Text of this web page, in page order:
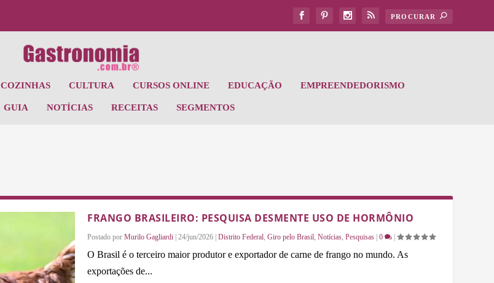
COZINHAS CULTURA CURSOS ONLINE EDUCAÇÃO EMPREENDEDORISMO
GUIA NOTÍCIAS RECEITAS SEGMENTOS
FRANGO BRASILEIRO: PESQUISA DESMENTE USO DE HORMÔNIO
Postado por Murilo Gagliardi 24/jun/2026 Distrito Federal, Giro pelo Brasil, Notícias, Pesquisas 0
O Brasil é o terceiro maior produtor e exportador de carne de frango no mundo. As
exportações de...